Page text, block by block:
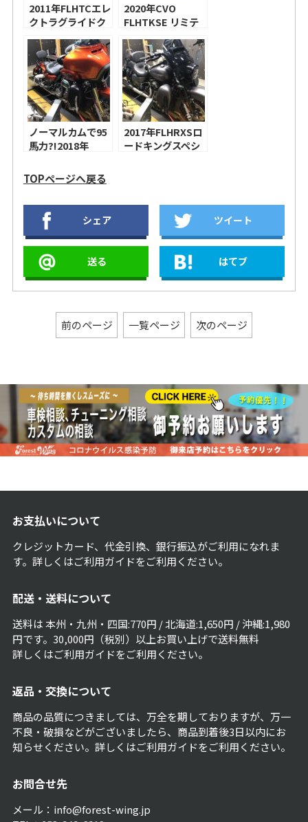
2011年FLHTCエレ
クトラグライドク
ラッシックのチュ
ーニング！
2020年CVO
FLHTKSE リミテ
ッドのチューニン
グ！ハーレー純正
ハイフローエアク
リーナー、
S&SMk45スリッ
プオンマフラー！
ノーマルカムで95
馬力?!2018年
ストリートグライ
ドのチューニン
ハイフローエアク
リーナー、
S&SMk45スリッ
プオンマフラー！
2017年FLHRXSロ
ードキングスペシ
SERIES エアクリ
BEVELED、ヒロコ
イソレーシング ス
テルスヘッダー ＋
バンス＆ハインズ
450 デストロイヤ
ー！
TOPページへ戻る
シェア ツイート
送る はてブ
前のページ 一覧ページ 次のページ
お支払いについて
クレジットカード、代金引換、銀行振込がご利用になれま
す。詳しくはご利用ガイドをご利用ください。
配送・送料について
送料は 本州・九州・四国:770円 / 北海道:1,650円 / 沖縄:1,980
円です。30,000円（税別）以上お買い上げで送料無料
詳しくはご利用ガイドをご利用ください。
返品・交換について
商品の品質につきましては、万全を期しておりますが、万一
不良・破損などがございましたら、商品到着後3日以内にお
知らせください。詳しくはご利用ガイドをご利用ください。
お問合せ先
メール：info@forest-wing.jp